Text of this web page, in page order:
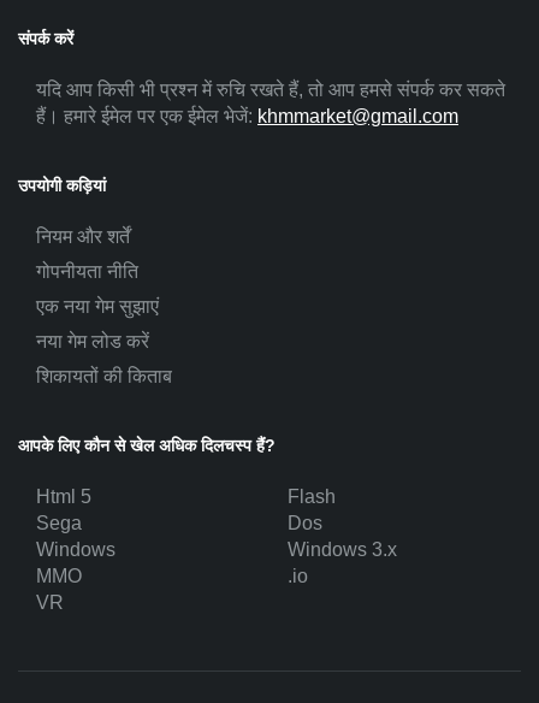
संपर्क करें
यदि आप किसी भी प्रश्न में रुचि रखते हैं, तो आप हमसे संपर्क कर सकते
हैं। हमारे ईमेल पर एक ईमेल भेजें: khmmarket@gmail.com
उपयोगी कड़ियां
नियम और शर्तें
गोपनीयता नीति
एक नया गेम सुझाएं
नया गेम लोड करें
शिकायतों की किताब
आपके लिए कौन से खेल अधिक दिलचस्प हैं?
Html 5
Flash
Sega
Dos
Windows
Windows 3.x
MMO
.io
VR